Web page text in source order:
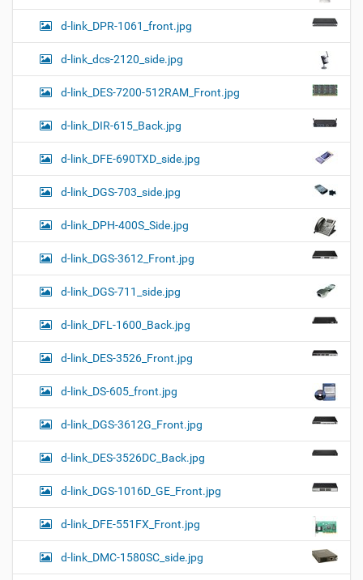
d-link_DPR-1061_front.jpg
d-link_dcs-2120_side.jpg
d-link_DES-7200-512RAM_Front.jpg
d-link_DIR-615_Back.jpg
d-link_DFE-690TXD_side.jpg
d-link_DGS-703_side.jpg
d-link_DPH-400S_Side.jpg
d-link_DGS-3612_Front.jpg
d-link_DGS-711_side.jpg
d-link_DFL-1600_Back.jpg
d-link_DES-3526_Front.jpg
d-link_DS-605_front.jpg
d-link_DGS-3612G_Front.jpg
d-link_DES-3526DC_Back.jpg
d-link_DGS-1016D_GE_Front.jpg
d-link_DFE-551FX_Front.jpg
d-link_DMC-1580SC_side.jpg